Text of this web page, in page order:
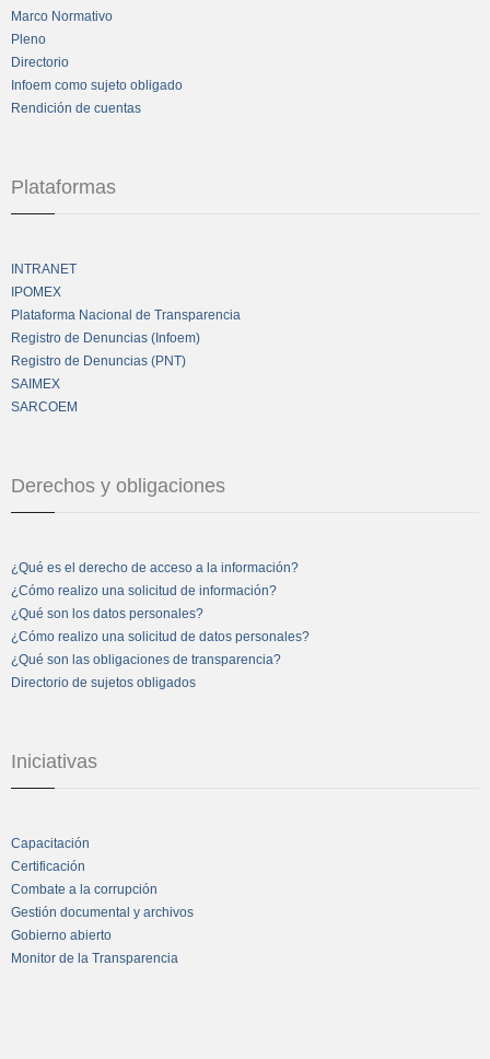
Marco Normativo
Pleno
Directorio
Infoem como sujeto obligado
Rendición de cuentas
Plataformas
INTRANET
IPOMEX
Plataforma Nacional de Transparencia
Registro de Denuncias (Infoem)
Registro de Denuncias (PNT)
SAIMEX
SARCOEM
Derechos y obligaciones
¿Qué es el derecho de acceso a la información?
¿Cómo realizo una solicitud de información?
¿Qué son los datos personales?
¿Cómo realizo una solicitud de datos personales?
¿Qué son las obligaciones de transparencia?
Directorio de sujetos obligados
Iniciativas
Capacitación
Certificación
Combate a la corrupción
Gestión documental y archivos
Gobierno abierto
Monitor de la Transparencia